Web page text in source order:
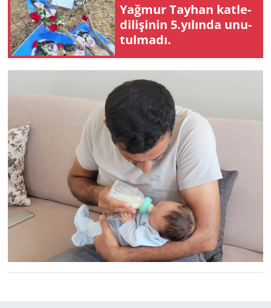
Yağ­mur Tay­han kat­le­
di­li­şi­nin 5.yı­lın­da unu­
tul­ma­dı.